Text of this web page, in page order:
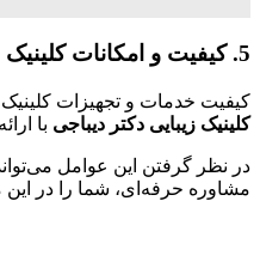
5. کیفیت و امکانات کلینیک
کیفیت خدمات و تجهیزات کلینیک
کلینیک زیبایی دکتر دیباجی با
در نظر گرفتن این عوامل
مشاوره حرفه‌ای، شما را در